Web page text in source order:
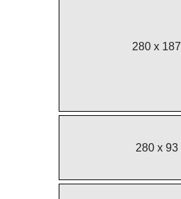
280 x 187
280 x 93